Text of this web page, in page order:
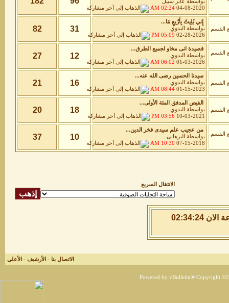
04-08-2020
02:24 AM
إِني بُلِيتُ بِأَرْبعٍ مَا...
بواسطة
البدوي
02-28-2026
05:09 PM
31
82
قصيدة انى مخاو لجميع الطرق...
بواسطة
البدوي
01-03-2026
06:02 AM
12
27
سيدنا الحسين رضى الله عنه...
بواسطة
البدوي
01-15-2023
08:44 AM
16
21
الفيض المدفق المئة الأولى...
بواسطة
البدوي
10-03-2021
03:56 PM
18
20
من عجيب علم سيدى فخر الدين...
بواسطة
البرهانى
07-15-2018
10:30 AM
10
37
الانتقال السريع
الجمعة 7 من اغسطس 2026 , الساعة الان 02:34:24
الاتصال بنا - الأرشيف - الأعلى
Powered by vBulletin® Copyright